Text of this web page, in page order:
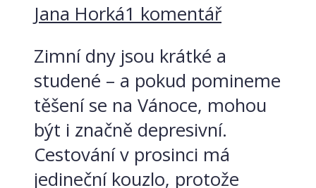
Jana Horká1 komentář
Zimní dny jsou krátké a
studené – a pokud pomineme
těšení se na Vánoce, mohou
být i značně depresivní.
Cestování v prosinci má
jedineční kouzlo, protože